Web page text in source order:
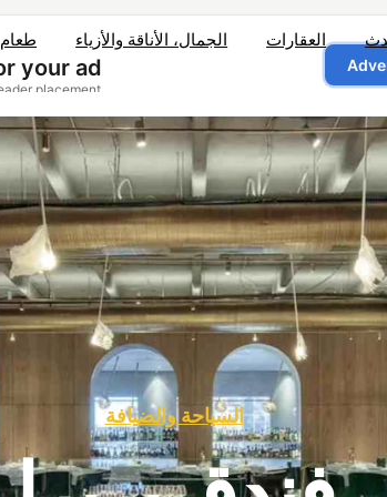
العقارات الجمال، الأناقة والأزياء طعام
السياحة والضيافة